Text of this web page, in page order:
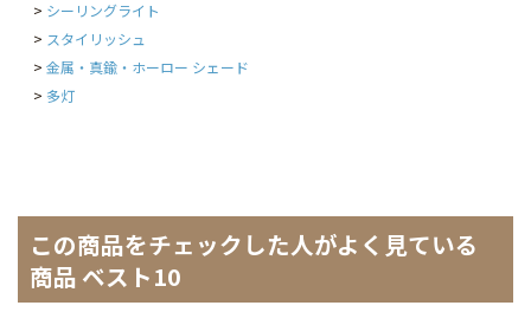
シーリングライト
スタイリッシュ
金属・真鍮・ホーロー シェード
多灯
この商品をチェックした人がよく見ている
商品 ベスト10